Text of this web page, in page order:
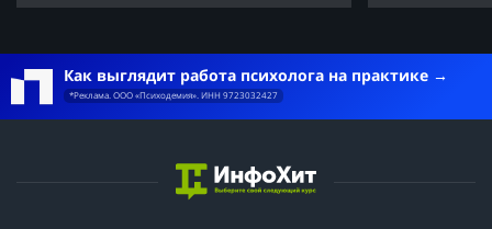
Как выглядит работа психолога на практике
*Реклама. ООО «Психодемия». ИНН 9723032427